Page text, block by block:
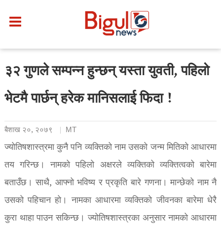
३२ गुणले सम्पन्न हुन्छन् यस्ता युवती, पहिलो
भेटमै पार्छन् हरेक मानिसलाई फिदा !
बैशाख २०, २०७९ MT
ज्योतिषशास्त्रमा कुनै पनि व्यक्तिको नाम उसको जन्म मितिको आधारमा
तय गरिन्छ। नामको पहिलो अक्षरले व्यक्तिको व्यक्तित्वको बारेमा
बताउँछ। साथै, आफ्नो भविष्य र प्रकृति बारे गणना। मान्छेको नाम नै
उसको पहिचान हो। नामका आधारमा व्यक्तिको जीवनका बारेमा धेरै
कुरा थाहा पाउन सकिन्छ। ज्योतिषशास्त्रका अनुसार नामको आधारमा